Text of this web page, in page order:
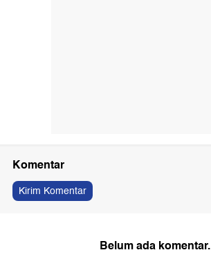
Komentar
Kirim Komentar
Belum ada komentar.